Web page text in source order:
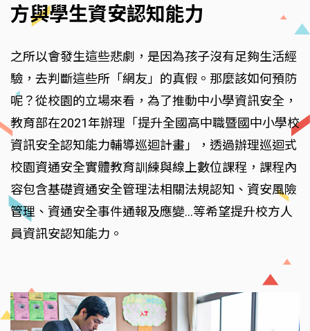
方與學生資安認知能力
之所以會發生這些悲劇，是因為孩子沒有足夠生活經
驗，去判斷這些所「網友」的真假。那麼該如何預防
呢？從校園的立場來看，為了推動中小學資訊安全，
教育部在2021年辦理「提升全國高中職暨國中小學校
資訊安全認知能力輔導巡迴計畫」，透過辦理巡迴式
校園資通安全實體教育訓練與線上數位課程，課程內
容包含基礎資通安全管理法相關法規認知、資安風險
管理、資通安全事件通報及應變…等希望提升校方人
員資訊安認知能力。